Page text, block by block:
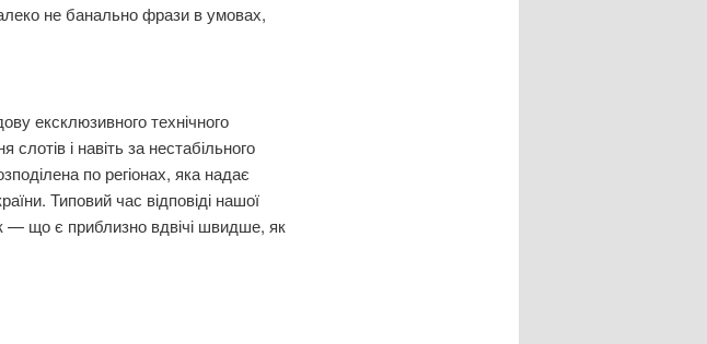
не банально фрази в умовах,
ексклюзивного технічного
і навіть за нестабільного
по регіонах, яка надає
Типовий час відповіді нашої
— що є приблизно вдвічі швидше, як